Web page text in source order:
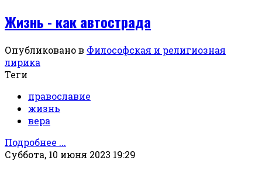
Жизнь - как автострада
Опубликовано в Философская и религиозная
лирика
Теги
православие
жизнь
вера
Подробнее ...
Суббота, 10 июня 2023 19:29